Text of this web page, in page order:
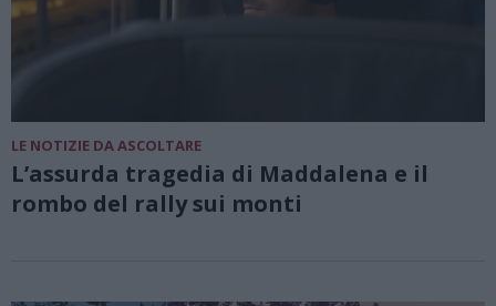
LE NOTIZIE DA ASCOLTARE
L’assurda tragedia di Maddalena e il
rombo del rally sui monti